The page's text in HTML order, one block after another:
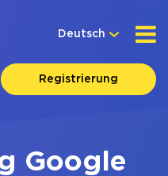
Deutsch
Registrierung
Google